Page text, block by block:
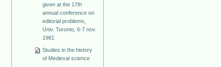
given at the 17th
annual conference on
editorial problems,
Univ. Toronto, 6-7 nov.
1981
Studies in the history
of Medieval science